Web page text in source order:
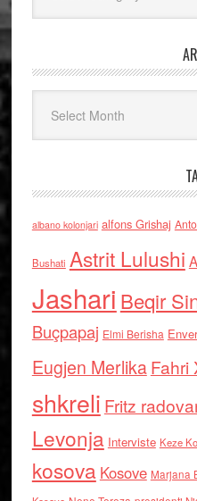
albano kolonjari alfons Grishaj
Bushati Astrit Lulushi
Jashari Beqir
Buçpapaj Elmi Berisha
Eugjen MerlikaFahri
shkreli Fritz
Levonja Interviste Keze
kosova Kosove Marjana